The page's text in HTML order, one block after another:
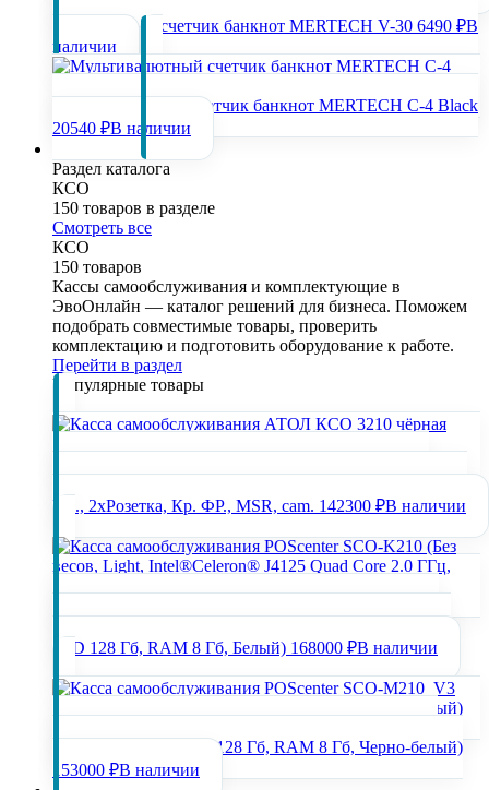
Портативный счетчик банкнот MERTECH V-30 6490 ₽В
наличии
Мультивалютный счетчик банкнот MERTECH C-4 Black
20540 ₽В наличии
Раздел каталога
КСО
150 товаров в разделе
Смотреть все
КСО
150 товаров
Кассы самообслуживания и комплектующие в
ЭвоОнлайн — каталог решений для бизнеса. Поможем
подобрать совместимые товары, проверить
комплектацию и подготовить оборудование к работе.
Перейти в раздел
Популярные товары
Ind., 2хРозетка, Кр. ФР., MSR, cam. 142300 ₽В наличии
SSD 128 Гб, RAM 8 Гб, Белый) 168000 ₽В наличии
(Basic, Intel N97, SSD 128 Гб, RAM 8 Гб, Черно-белый)
153000 ₽В наличии